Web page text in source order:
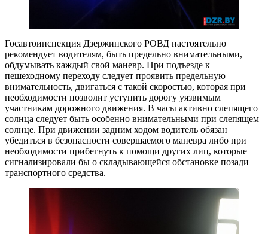
Госавтоинспекция Дзержинского РОВД настоятельно
рекомендует водителям, быть предельно внимательными,
обдумывать каждый свой маневр. При подъезде к
пешеходному переходу следует проявить предельную
внимательность, двигаться с такой скоростью, которая при
необходимости позволит уступить дорогу уязвимым
участникам дорожного движения. В часы активно слепящего
солнца следует быть особенно внимательными при слепящем
солнце. При движении задним ходом водитель обязан
убедиться в безопасности совершаемого маневра либо при
необходимости прибегнуть к помощи других лиц, которые
сигнализировали бы о складывающейся обстановке позади
транспортного средства.